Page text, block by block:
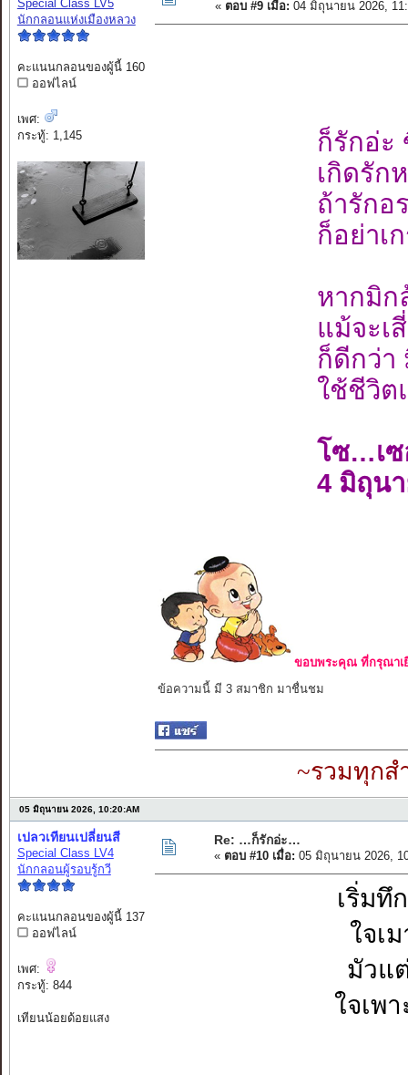
Special Class LV5
นักกลอนแห่งเมืองหลวง
คะแนนกลอนของผู้นี้ 160
ออฟไลน์
เพศ:
กระทู้: 1,145
« ตอบ #9 เมื่อ: 04 มิถุนายน 2026,
ก็รักอ่ะ
เกิดรัก
ถ้ารักอ
ก็อย่าเ
หากมิก
แม้จะเ
ก็ดีกว่า
ใช้ชีวิต
โซ…เซ
4 มิถุน
ขอบพระคุณ ที่กรุณาเ
ข้อความนี้ มี 3 สมาชิก มาชื่นชม
~รวมทุกส
05 มิถุนายน 2026, 10:20:AM
เปลวเทียนเปลี่ยนสี
Special Class LV4
นักกลอนผู้รอบรู้กวี
คะแนนกลอนของผู้นี้ 137
ออฟไลน์
เพศ:
กระทู้: 844
เทียนน้อยด้อยแสง
Re: …ก็รักอ่ะ…
« ตอบ #10 เมื่อ: 05 มิถุนายน 2026,
เริ่มทึ
ใจเ
มัวแ
ใจเพ